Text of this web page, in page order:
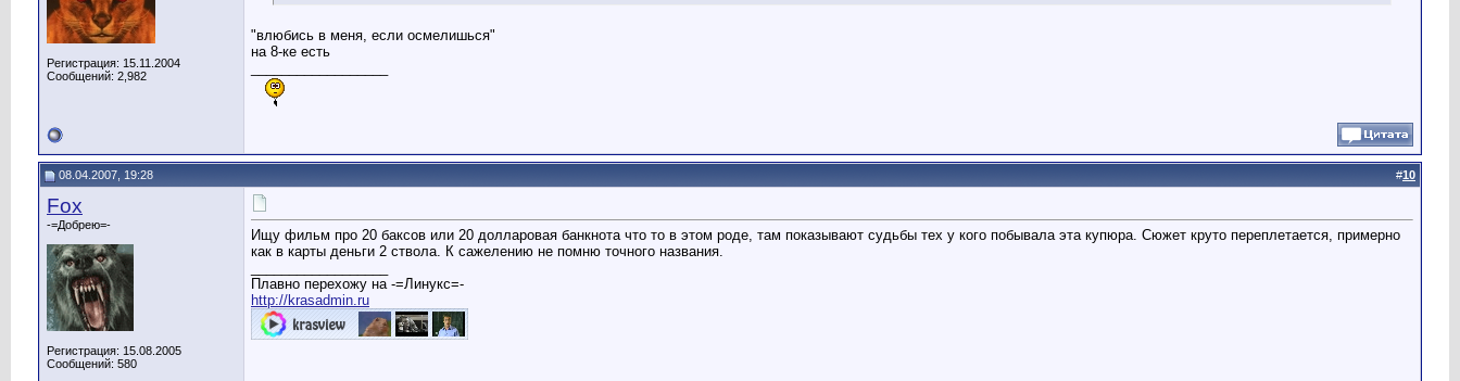
Регистрация: 15.11.2004
Сообщений: 2,982
"влюбись в меня, если осмелишься"
на 8-ке есть
08.04.2007, 19:28 #10
Fox
-=Добрею=-
Регистрация: 15.08.2005
Сообщений: 580
Ищу фильм про 20 баксов или 20 долларовая банкнота что то в этом роде, там показывают судьбы тех у кого побывала эта купюра. Сюжет круто переплетается, примерно
как в карты деньги 2 ствола. К сажелению не помню точного названия.
Плавно перехожу на -=Линукс=-
http://krasadmin.ru